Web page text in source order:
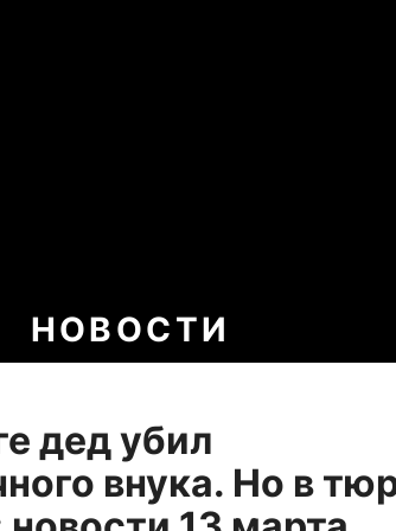
НОВОСТИ
дед убил
внука. Но в